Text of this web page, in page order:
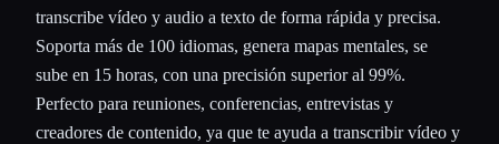
transcribe vídeo y audio a texto de forma rápida y precisa.
Soporta más de 100 idiomas, genera mapas mentales, se
sube en 15 horas, con una precisión superior al 99%.
Perfecto para reuniones, conferencias, entrevistas y
creadores de contenido, ya que te ayuda a transcribir vídeo y